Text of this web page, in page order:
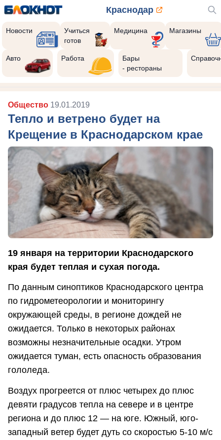
Краснодар
Новости
Учиться
готов
Медицина Магазины
Авто Работа
Бары
- рестораны
Общество 19.01.2019
Тепло и ветрено будет на
Крещение в Краснодарском крае
19 января на территории Краснодарского
края будет теплая и сухая погода.
По данным синоптиков Краснодарского центра
по гидрометеорологии и мониторингу
окружающей среды, в регионе дождей не
ожидается. Только в некоторых районах
возможны незначительные осадки. Утром
ожидается туман, есть опасность образования
гололеда.
Воздух прогреется от плюс четырех до плюс
девяти градусов тепла на севере и в центре
региона и до плюс 12 — на юге. Южный, юго-
западный ветер будет дуть со скоростью 5-10 м/с
Реклама закроется через: